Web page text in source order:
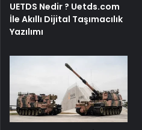
UETDS Nedir ? Uetds.com
İle Akıllı Dijital Taşımacılık
Yazılımı